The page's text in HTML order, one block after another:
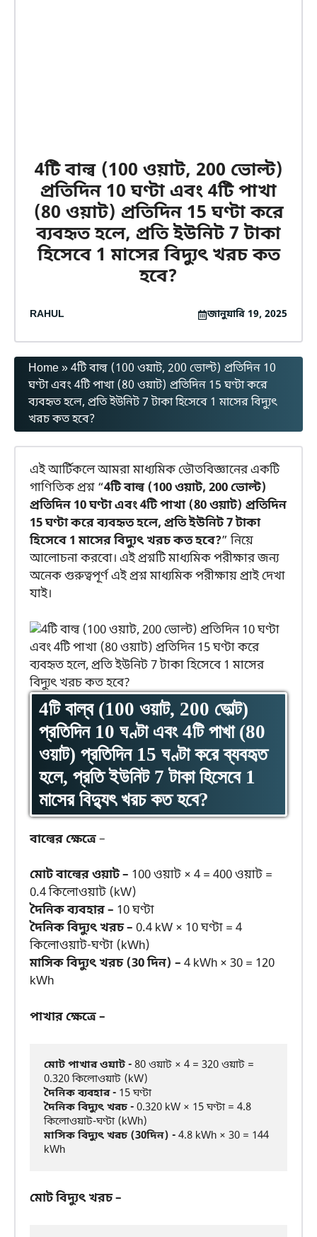
4টি বাল্ব (100 ওয়াট, 200 ভোল্ট)
প্রতিদিন 10 ঘণ্টা এবং 4টি পাখা
(80 ওয়াট) প্রতিদিন 15 ঘণ্টা করে
ব্যবহৃত হলে, প্রতি ইউনিট 7 টাকা
হিসেবে 1 মাসের বিদ্যুৎ খরচ কত
হবে?
RAHUL জানুয়ারি 19, 2025
Home»4টি বাল্ব (100 ওয়াট, 200 ভোল্ট) প্রতিদিন 10
ঘণ্টা এবং 4টি পাখা (80 ওয়াট) প্রতিদিন 15 ঘণ্টা করে
ব্যবহৃত হলে, প্রতি ইউনিট 7 টাকা হিসেবে 1 মাসের বিদ্যুৎ
খরচ কত হবে?
এই আর্টিকলে আমরা মাধ্যমিক ভৌতবিজ্ঞানের একটি
গাণিতিক প্রশ্ন “4টি বাল্ব (100 ওয়াট, 200 ভোল্ট)
প্রতিদিন 10 ঘণ্টা এবং 4টি পাখা (80 ওয়াট) প্রতিদিন
15 ঘণ্টা করে ব্যবহৃত হলে, প্রতি ইউনিট 7 টাকা
হিসেবে 1 মাসের বিদ্যুৎ খরচ কত হবে?” নিয়ে
আলোচনা করবো। এই প্রশ্নটি মাধ্যমিক পরীক্ষার জন্য
অনেক গুরুত্বপূর্ণ এই প্রশ্ন মাধ্যমিক পরীক্ষায় প্রাই দেখা
যাই।
4টি বাল্ব (100 ওয়াট, 200 ভোল্ট)
প্রতিদিন 10 ঘণ্টা এবং 4টি পাখা (80
ওয়াট) প্রতিদিন 15 ঘণ্টা করে ব্যবহৃত
হলে, প্রতি ইউনিট 7 টাকা হিসেবে 1
মাসের বিদ্যুৎ খরচ কত হবে?
বাল্বের ক্ষেত্রে–
মোট বাল্বের ওয়াট – 100 ওয়াট × 4 = 400 ওয়াট =
0.4 কিলোওয়াট (kW)
দৈনিক ব্যবহার – 10 ঘণ্টা
দৈনিক বিদ্যুৎ খরচ – 0.4 kW × 10 ঘণ্টা = 4
কিলোওয়াট-ঘণ্টা (kWh)
মাসিক বিদ্যুৎ খরচ (30 দিন) – 4 kWh × 30 = 120
kWh
পাখার ক্ষেত্রে –
মোট পাখার ওয়াট - 80 ওয়াট × 4 = 320 ওয়াট =
দৈনিক ব্যবহার -
দৈনিক বিদ্যুৎ খরচ - 0.320 kW × 15 ঘণ্টা = 4.8
মাসিক বিদ্যুৎ খরচ (30দিন) - 4.8 kWh × 30 = 144
মোট বিদ্যুৎ খরচ –